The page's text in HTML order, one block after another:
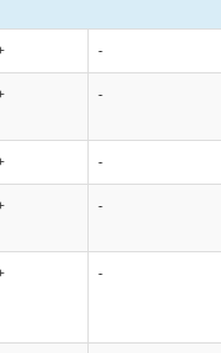
-
-
-
-
-